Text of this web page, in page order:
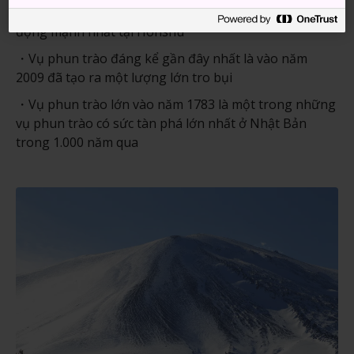
Đỉnh núi Asama được xem là hòn đảo núi lửa hoạt
động mạnh nhất tại Honshu
Vụ phun trào đáng kể gần đây nhất là vào năm
2009 đã tạo ra một lượng lớn tro bụi
Vụ phun trào lớn vào năm 1783 là một trong những
vụ phun trào có sức tàn phá lớn nhất ở Nhật Bản
trong 1.000 năm qua